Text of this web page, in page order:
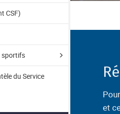
CSF)
sportifs
du Service
et